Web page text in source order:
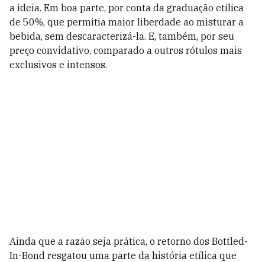
a ideia. Em boa parte, por conta da graduação etílica
de 50%, que permitia maior liberdade ao misturar a
bebida, sem descaracterizá-la. E, também, por seu
preço convidativo, comparado a outros rótulos mais
exclusivos e intensos.
Ainda que a razão seja prática, o retorno dos Bottled-
In-Bond resgatou uma parte da história etílica que